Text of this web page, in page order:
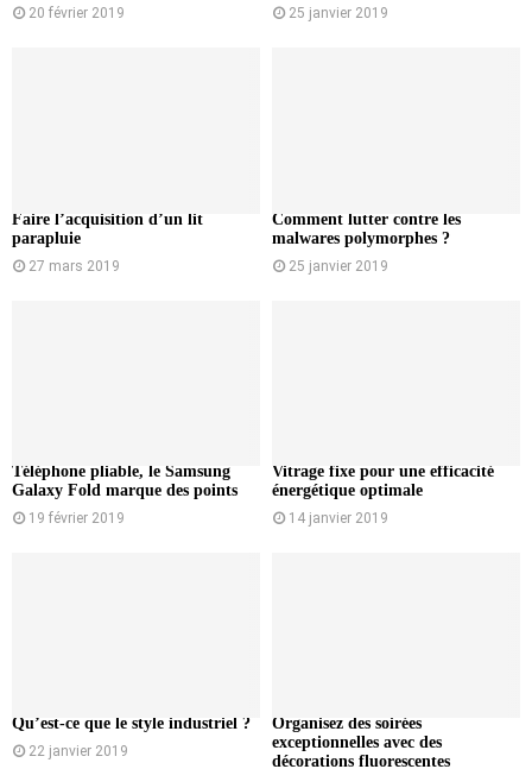
20 février 2019 25 janvier 2019
Faire l’acquisition d’un lit
parapluie
27 mars 2019
Comment lutter contre les
malwares polymorphes ?
25 janvier 2019
Téléphone pliable, le Samsung
Galaxy Fold marque des points
19 février 2019
Vitrage fixe pour une efficacité
énergétique optimale
14 janvier 2019
Qu’est-ce que le style industriel ?
22 janvier 2019
Organisez des soirées
exceptionnelles avec des
décorations fluorescentes